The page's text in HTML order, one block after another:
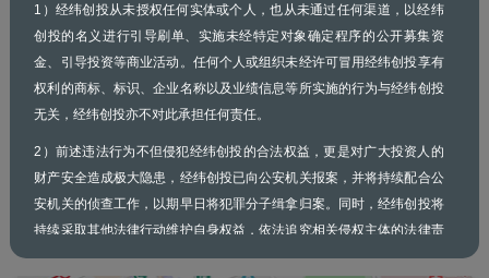
guide> Enlarge map
Shanghai
www.mpc.vc
Phone:+86-21-6162-0600
Fax:+86-21-6162-0660
Email:info@mpc.vc
1）经纬创投从未授权任何实体或个人，也从未通过任何渠道，以经纬
创投的名义进行引导刷单、实施未经特定对象确定程序的公开募集资
金、引导投资等商业活动。任何个人或组织未经许可冒用经纬创投享有
权利的商标、标识、企业名称以及业绩信息等所实施的行为与经纬创投
无关，经纬创投亦不对此承担任何责任。
2）前述违法行为不但侵犯经纬创投的合法权益，更是对广大投资人的
财产安全造成极大隐患，经纬创投已向公安机关报案，并将持续配合公
安机关的侦查工作，以期早日将犯罪分子缉拿归案。同时，经纬创投将
持续采取其他法律行动维护自身权益，依法追究相关侵权主体的法律责
任。